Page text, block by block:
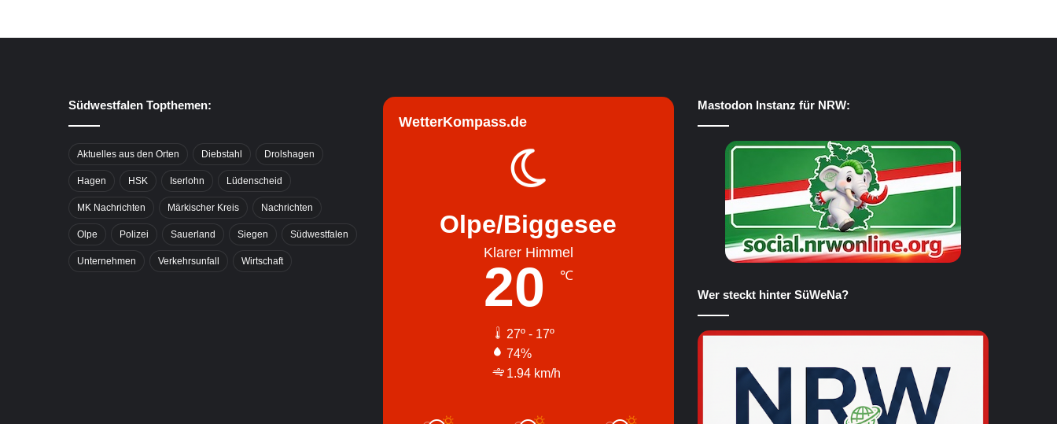
Südwestfalen Topthemen:
Aktuelles aus den Orten Diebstahl Drolshagen
Hagen HSK Iserlohn Lüdenscheid
MK Nachrichten Märkischer Kreis Nachrichten
Olpe Polizei Sauerland Siegen Südwestfalen
Unternehmen Verkehrsunfall Wirtschaft
WetterKompass.de
Olpe/Biggesee
Klarer Himmel
20 ℃
27º - 17º
74%
1.94 km/h
Mastodon Instanz für NRW:
Wer steckt hinter SüWeNa?